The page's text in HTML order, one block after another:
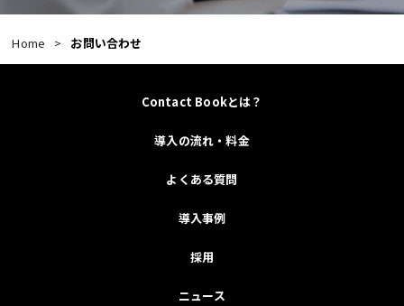
Home お問い合わせ
Contact Bookとは？
導入の流れ・料金
よくある質問
導入事例
採用
ニュース